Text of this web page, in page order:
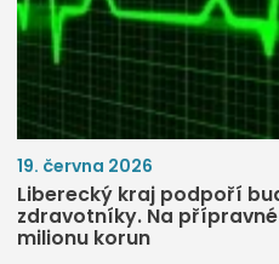
19. června 2026
Liberecký kraj podpoří
zdravotníky. Na
milionu korun